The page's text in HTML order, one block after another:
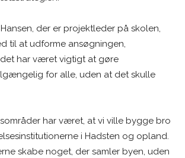
der er projektleder på skolen,
til at udforme ansøgningen,
har været vigtigt at gøre
for alle, uden at det skulle
har været, at vi ville bygge bro
i Hadsten og opland.
skabe noget, der samler byen, uden